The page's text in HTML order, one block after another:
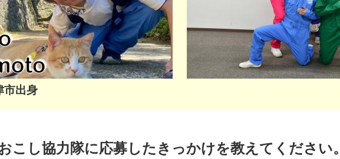
市出身
こし協力隊に応募したきっかけを教えてください。